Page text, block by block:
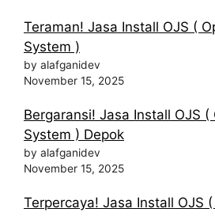
Teraman! Jasa Install OJS (
System )
by alafganidev
November 15, 2025
Bergaransi! Jasa Install OJS (
System ) Depok
by alafganidev
November 15, 2025
Terpercaya! Jasa Install OJS